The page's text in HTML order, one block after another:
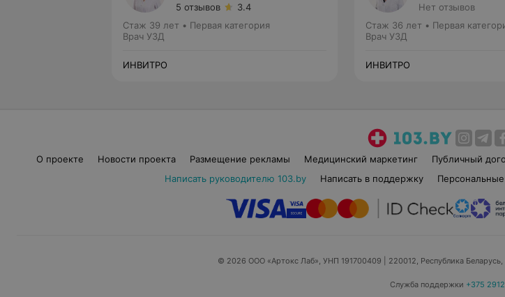
5 отзывов
3.4
Стаж 39 лет • Первая категория
Врач УЗД
ИНВИТРО
Нет отзывов
Стаж 36 лет • Первая
Врач УЗД
ИНВИТРО
О проекте Новости проекта Размещение рекламы Медицинский маркетинг Публичный
Написать руководителю 103.by
Написать в поддержку
© 2026 ООО «Артокс Лаб», УНП 191700409 | 220012, Республика
Служба поддержки +375